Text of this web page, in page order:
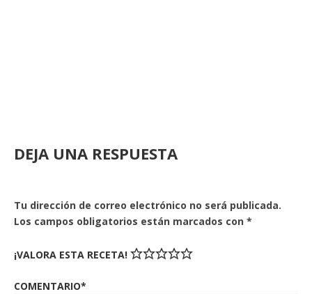
DEJA UNA RESPUESTA
Tu dirección de correo electrónico no será publicada.
Los campos obligatorios están marcados con *
¡VALORA ESTA RECETA!
COMENTARIO*